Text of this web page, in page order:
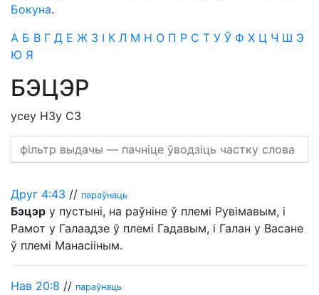
Бокуна.
А Б В Г Д Е Ж З І К Л М Н О П Р С Т У Ў Ф Х Ц Ч Ш Э
Ю Я
БЭЦЭР
усеу НЗу СЗ
Друг 4:43 // параўнаць
Бэцэр у пустыні, на раўніне ў племі Рувімавым, і
Рамот у Галаадзе ў племі Гадавым, і Галан у Васане
ў племі Манасііным.
Нав 20:8 // параўнаць